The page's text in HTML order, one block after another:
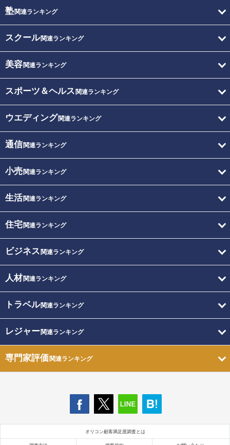
塾関連ランキング
スクール関連ランキング
美容関連ランキング
スポーツ＆ヘルス 関連ランキング
ウエディング関連ランキング
通信関連ランキング
小売関連ランキング
生活関連ランキング
住宅関連ランキング
ビジネス 関連ランキング
人材関連ランキング
トラベル関連ランキング
レジャー関連ランキング
専門家評価関連ランキング
オリコン顧客満足度調査とは